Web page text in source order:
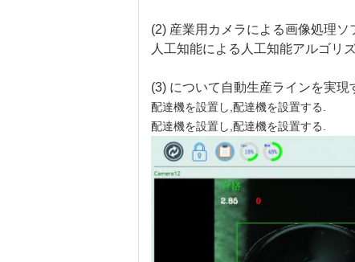
(2) 産業用カメラによる画像処理
人工知能による人工知能アルゴリ
(3) について 自動生産ラインを実
配達機を設置し,配達機を設置する.
配達機を設置し,配達機を設置する.